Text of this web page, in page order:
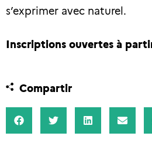
s’exprimer avec naturel.
Inscriptions ouvertes à
Compartir